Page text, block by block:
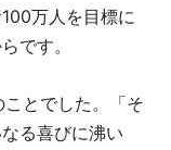
万人を目標に
です。
とでした。「そ
る喜びに沸い